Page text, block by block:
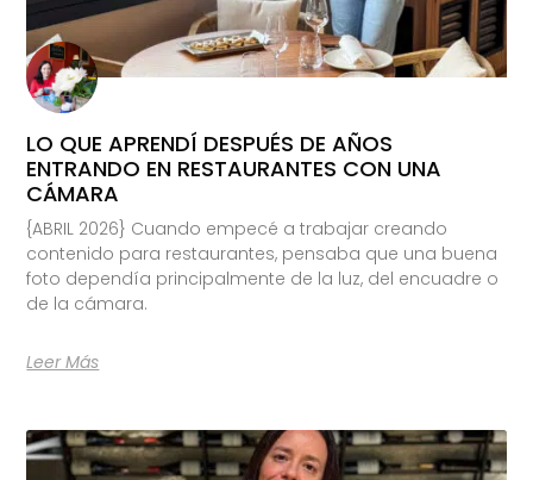
LO QUE APRENDÍ DESPUÉS DE AÑOS
ENTRANDO EN RESTAURANTES CON UNA
CÁMARA
{ABRIL 2026} Cuando empecé a trabajar creando
contenido para restaurantes, pensaba que una buena
foto dependía principalmente de la luz, del encuadre o
de la cámara.
Leer Más